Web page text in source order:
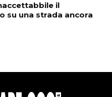
il
su una strada ancora